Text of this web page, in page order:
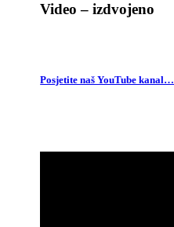
Video – izdvojeno
Posjetite naš YouTube kanal…